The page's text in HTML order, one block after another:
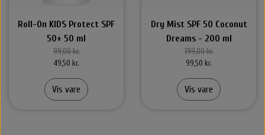
Roll-On KIDS Protect SPF
50+ 50 ml
99,00 kr.
49,50 kr.
Vis vare
Dry Mist SPF 50 Coconut
Dreams - 200 ml
199,00 kr.
99,50 kr.
Vis vare